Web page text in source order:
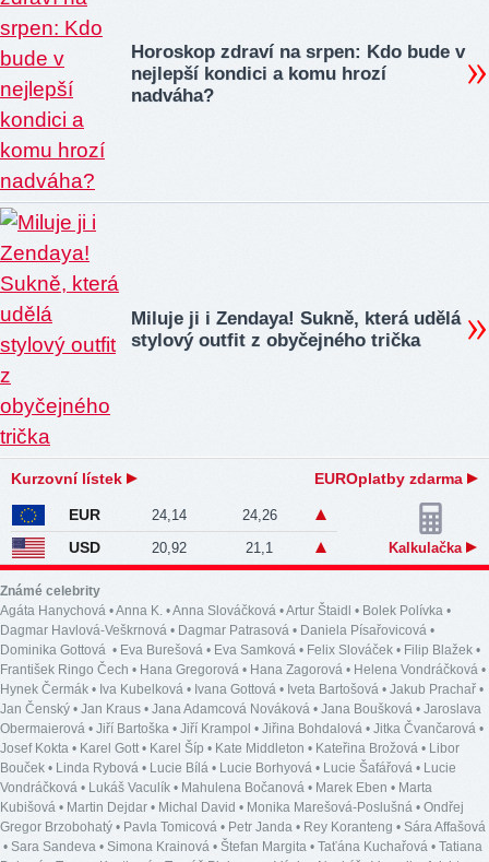
Horoskop zdraví na srpen: Kdo bude v
nejlepší kondici a komu hrozí
nadváha?
Miluje ji i Zendaya! Sukně, která udělá
stylový outfit z obyčejného trička
Kurzovní lístek EUROplatby zdarma
EUR 24,14 24,26
USD 20,92 21,1 Kalkulačka
Známé celebrity
Agáta Hanychová •Anna K. •Anna Slováčková •Artur Štaidl • Bolek Polívka •
Dagmar Havlová-Veškrnová • Dagmar Patrasová • Daniela Písařovicová •
Dominika Gottová • Eva Burešová • Eva Samková • Felix Slováček • Filip Blažek •
František Ringo Čech • Hana Gregorová • Hana Zagorová • Helena Vondráčková •
Hynek Čermák • Iva Kubelková • Ivana Gottová • Iveta Bartošová • Jakub Prachař •
Jan Čenský • Jan Kraus • Jana Adamcová Nováková • Jana Boušková • Jaroslava
Obermaierová • Jiří Bartoška • Jiří Krampol • Jiřina Bohdalová • Jitka Čvančarová •
Josef Kokta • Karel Gott• Karel Šíp • Kate Middleton • Kateřina Brožová • Libor
Bouček • Linda Rybová • Lucie Bílá • Lucie Borhyová • Lucie Šafářová • Lucie
Vondráčková • Lukáš Vaculík • Mahulena Bočanová • Marek Eben • Marta
Kubišová • Martin Dejdar • Michal David • Monika Marešová-Poslušná • Ondřej
Gregor Brzobohatý • Pavla Tomicová • Petr Janda • Rey Koranteng • Sára Affašová
• Sara Sandeva • Simona Krainová • Štefan Margita • Taťána Kuchařová • Tatiana